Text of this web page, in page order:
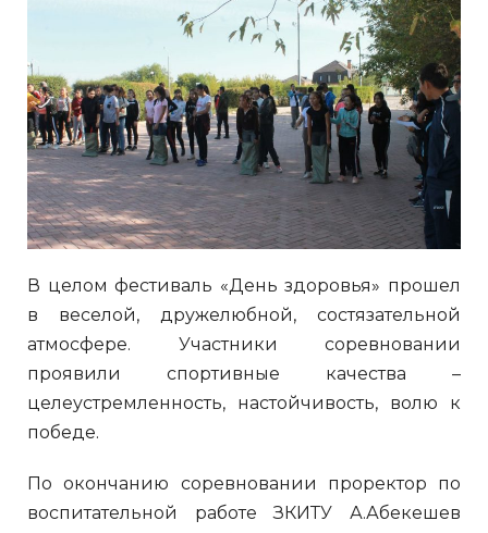
В целом фестиваль «День здоровья» прошел
в веселой, дружелюбной, состязательной
атмосфере. Участники соревновании
проявили спортивные качества –
целеустремленность, настойчивость, волю к
победе.
По окончанию соревновании проректор по
воспитательной работе ЗКИТУ А.Абекешев